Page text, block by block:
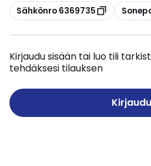
Kopioi
Sähkönro 6369735 Kopioi
Kirjaudu sisään tai luo tili
tehdäksesi tilauksen
Kirjaudu